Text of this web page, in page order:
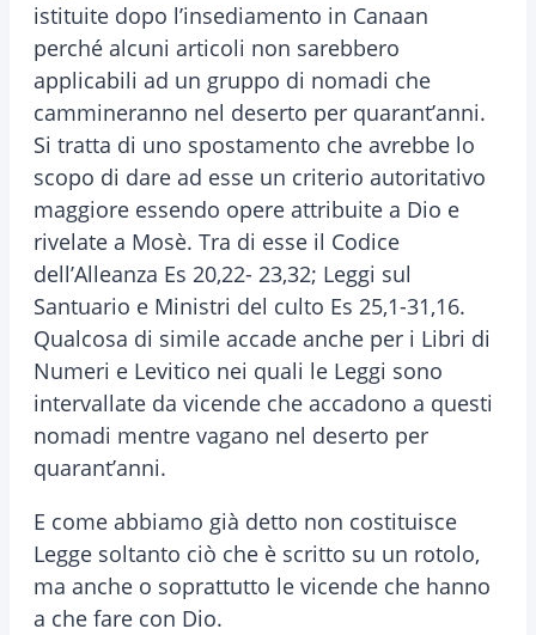
istituite dopo l’insediamento in Canaan
perché alcuni articoli non sarebbero
applicabili ad un gruppo di nomadi che
cammineranno nel deserto per quarant’anni.
Si tratta di uno spostamento che avrebbe lo
scopo di dare ad esse un criterio autoritativo
maggiore essendo opere attribuite a Dio e
rivelate a Mosè. Tra di esse il Codice
dell’Alleanza Es 20,22- 23,32; Leggi sul
Santuario e Ministri del culto Es 25,1-31,16.
Qualcosa di simile accade anche per i Libri di
Numeri e Levitico nei quali le Leggi sono
intervallate da vicende che accadono a questi
nomadi mentre vagano nel deserto per
quarant’anni.
E come abbiamo già detto non costituisce
Legge soltanto ciò che è scritto su un rotolo,
ma anche o soprattutto le vicende che hanno
a che fare con Dio.